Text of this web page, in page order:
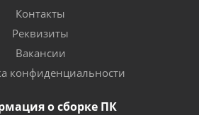
Контакты
Реквизиты
Вакансии
конфиденциальности
о сборке ПК